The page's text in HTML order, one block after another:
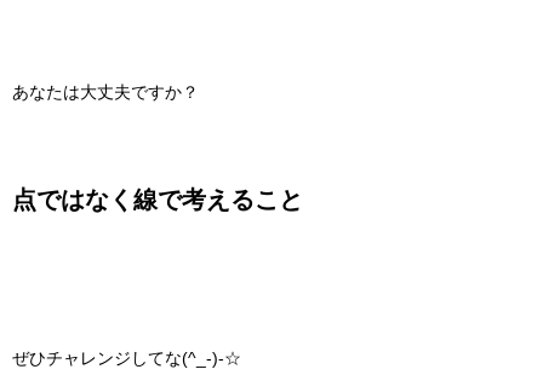
あなたは大丈夫ですか？
点ではなく線で考えること
ぜひチャレンジしてな(^_-)-☆